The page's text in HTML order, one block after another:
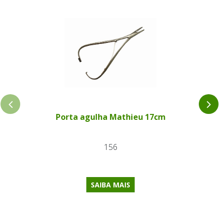
Porta agulha Mathieu 17cm
156
SAIBA MAIS